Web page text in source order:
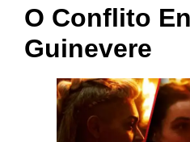
O Conflito
Guinevere